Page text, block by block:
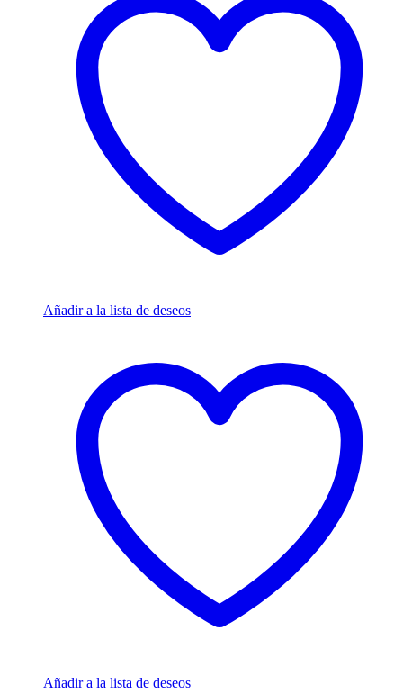
Añadir a la lista de deseos
Añadir a la lista de deseos